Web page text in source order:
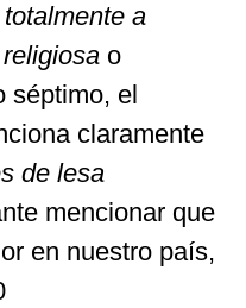
totalmente a
religiosa o
séptimo, el
claramente
de lesa
mencionar que
en nuestro país,